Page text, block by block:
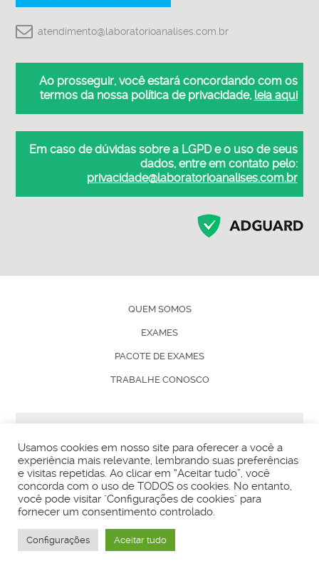
atendimento@laboratorioanalises.com.br
Ao prosseguir, você estará concordando com os
termos da nossa política de privacidade, leia aqui
Em caso de dúvidas sobre a LGPD e o uso de seus
dados, entre em contato pelo:
privacidade@laboratorioanalises.com.br
QUEM SOMOS
EXAMES
PACOTE DE EXAMES
TRABALHE CONOSCO
Usamos cookies para ajudar a personalizar o conteúdo,
para você. Ao continuar navegando nesse site, você
concorda com o uso destes cookies.
Usamos cookies em nosso site para oferecer a você a
experiência mais relevante, lembrando suas preferências
e visitas repetidas. Ao clicar em “Aceitar tudo”, você
concorda com o uso de TODOS os cookies. No entanto,
você pode visitar "Configurações de cookies" para
fornecer um consentimento controlado.
Configurações Aceitar tudo